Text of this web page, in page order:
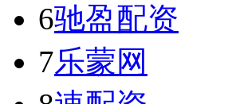
6驰盈配资
7乐蒙网